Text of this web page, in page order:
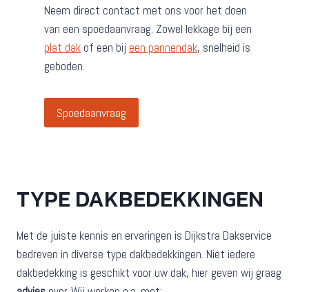
Neem direct contact met ons voor het doen
van een spoedaanvraag. Zowel lekkage bij een
plat dak of een bij een pannendak, snelheid is
geboden.
Spoedaanvraag
TYPE DAKBEDEKKINGEN
Met de juiste kennis en ervaringen is Dijkstra Dakservice
bedreven in diverse type dakbedekkingen. Niet iedere
dakbedekking is geschikt voor uw dak, hier geven wij graag